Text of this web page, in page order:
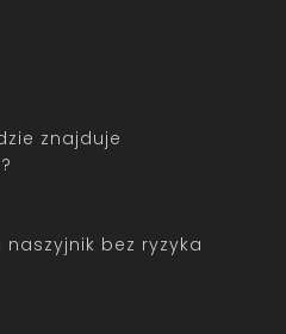
znajduje
naszyjnik bez ryzyka